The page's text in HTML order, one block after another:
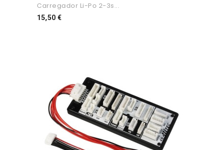
Carregador Li-Po 2-3s...
15,50 €Preço